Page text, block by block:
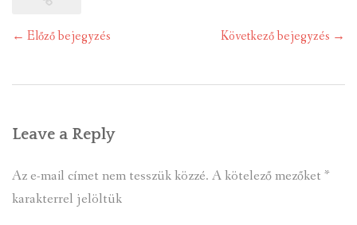
Post
← Előző bejegyzés Következő bejegyzés →
Leave a Reply
Az e-mail címet nem tesszük közzé. A kötelező mezőket *
karakterrel jelöltük